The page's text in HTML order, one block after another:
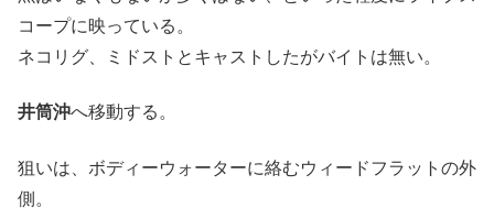
コープに映っている。
ネコリグ、ミドストとキャストしたがバイトは無い。
井筒沖へ移動する。
狙いは、ボディーウォーターに絡むウィードフラットの外
側。